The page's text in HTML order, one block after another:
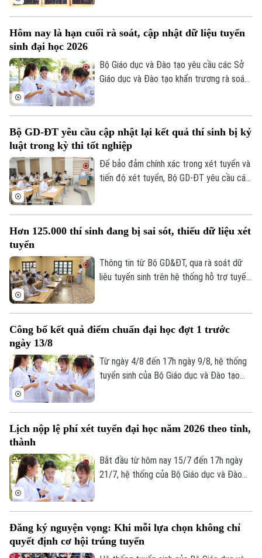
Theo dõi Hà Nội On
Đất đai
Kinh nghiệm
Xe máy
Thị trường
Đánh giá
Hướng nghiệp
Tin tức
Làng nghề
Di tích
Sức khỏe
Y tế
Dinh dưỡng
Tư vấn sức khỏe
Thể thao
Bóng đá
Golf
Giải trí
Tin tức
Sao
Điện ảnh
Âm nhạc
Đã phát sóng
Hôm nay là hạn cuối rà soát, cập nhật dữ liệu tuyển
sinh đại học 2026
Bộ Giáo dục và Đào tạo yêu cầu các Sở
Giáo dục và Đào tạo khẩn trương rà soát,
(24/7/2026). Các điểm tiếp nhận hồ sơ
được yêu cầu tuyệt đối không để chậm
muộn hoặc bỏ sót đơn thư của thí sinh.
Bộ GD-ĐT yêu cầu cập nhật lại kết quả thí sinh bị kỷ
luật trong kỳ thi tốt nghiệp
Để bảo đảm chính xác trong xét tuyển và
tiến độ xét tuyển, Bộ GD-ĐT yêu cầu các
tuyển sinh chung đối với thi sinh.
Hơn 125.000 thí sinh đang bị sai sót, thiếu dữ liệu xét
tuyển
Thông tin từ Bộ GD&ĐT, qua rà soát dữ
liệu tuyển sinh trên hệ thống hỗ trợ tuyển
ngữ, dữ liệu khu vực ưu tiên. Cụ thể, hơn
chứng ưu tiên và chứng chỉ ngoại ngữ.
Công bố kết quả điểm chuẩn đại học đợt 1 trước
ngày 13/8
Từ ngày 4/8 đến 17h ngày 9/8, hệ thống
tuyển sinh của Bộ Giáo dục và Đào tạo
Lịch nộp lệ phí xét tuyển đại học năm 2026 theo tỉnh,
thành
Bắt đầu từ hôm nay 15/7 đến 17h ngày
21/7, hệ thống của Bộ Giáo dục và Đào
được chia làm 6 mốc thời gian khác nhau.
Đáng chú ý, các thí sinh tại Hà Nội sẽ nằm
Đăng ký nguyện vọng: Khi mỗi lựa chọn không chỉ
quyết định cơ hội trúng tuyển